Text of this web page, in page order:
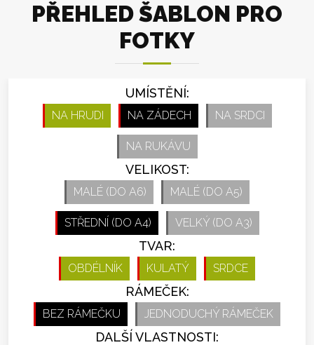
PŘEHLED ŠABLON PRO
FOTKY
UMÍSTĚNÍ:
NA HRUDI NA ZÁDECH NA SRDCI
NA RUKÁVU
VELIKOST:
MALÉ (DO A6) MALÉ (DO A5)
STŘEDNÍ (DO A4) VELKÝ (DO A3)
TVAR:
OBDÉLNÍK KULATÝ SRDCE
RÁMEČEK:
BEZ RÁMEČKU JEDNODUCHÝ RÁMEČEK
DALŠÍ VLASTNOSTI: